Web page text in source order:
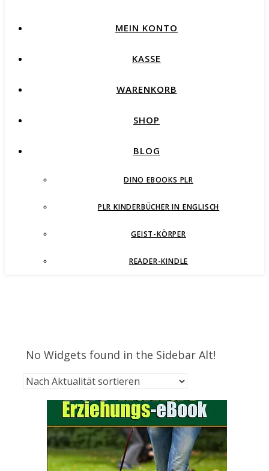
MEIN KONTO
KASSE
WARENKORB
SHOP
BLOG
DINO EBOOKS PLR
PLR KINDERBÜCHER IN ENGLISCH
GEIST-KÖRPER
READER-KINDLE
No Widgets found in the Sidebar Alt!